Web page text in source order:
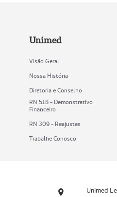
Unimed
Visão Geral
Nossa História
Diretoria e Conselho
RN 518 - Demonstrativo
Financeiro
RN 309 - Reajustes
Trabalhe Conosco
Unimed